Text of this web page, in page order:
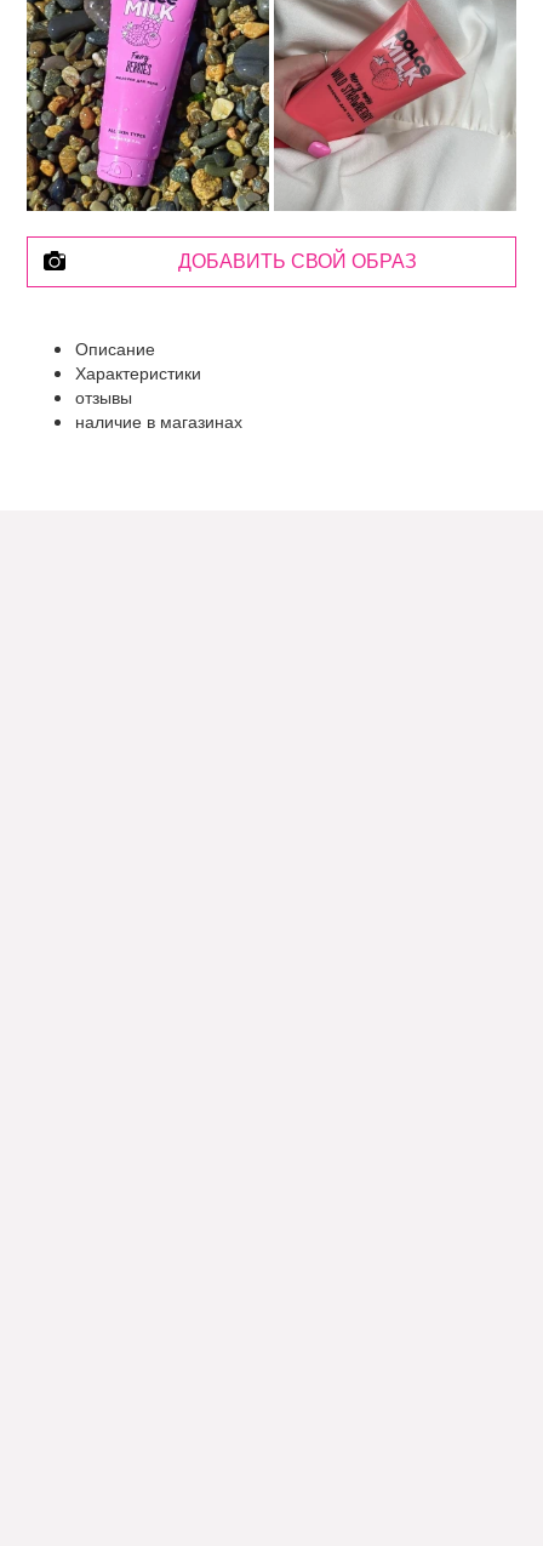
ДОБАВИТЬ СВОЙ ОБРАЗ
Описание
Характеристики
отзывы
наличие в магазинах